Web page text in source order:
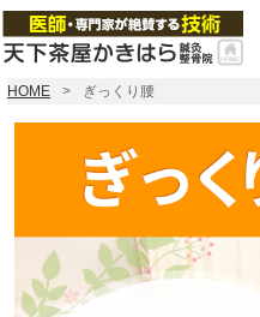
HOME ぎっくり腰